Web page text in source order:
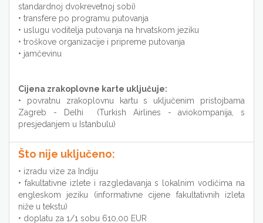
standardnoj dvokrevetnoj sobi)
• transfere po programu putovanja
• uslugu voditelja putovanja na hrvatskom jeziku
• troškove organizacije i pripreme putovanja
• jamčevinu
Cijena zrakoplovne karte uključuje:
• ​povratnu zrakoplovnu kartu s uključenim pristojbama
Zagreb - Delhi (Turkish Airlines - aviokompanija, s
presjedanjem u Istanbulu)
Što nije uključeno:
• izradu vize za Indiju
• fakultativne izlete i razgledavanja s lokalnim vodičima na
engleskom jeziku (informativne cijene fakultativnih izleta
niže u tekstu)
• doplatu za 1/1 sobu 610,00 EUR